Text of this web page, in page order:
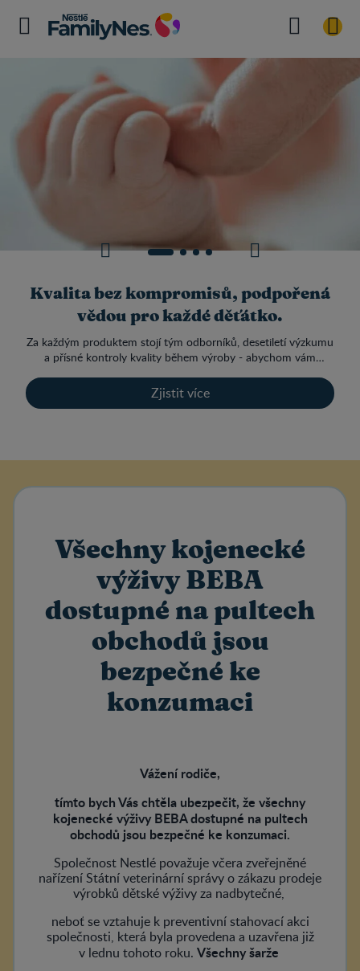
Kvalita bez kompromisů, podpořená
vědou pro každé děťátko.
Za každým produktem stojí tým odborníků, desetiletí výzkumu
a přísné kontroly kvality během výroby - abychom vám
Zjistit více
Všechny kojenecké
výživy BEBA
dostupné na pultech
obchodů jsou
bezpečné ke
konzumaci
Vážení rodiče,
tímto bych Vás chtěla ubezpečit, že všechny
kojenecké výživy BEBA dostupné na pultech
obchodů jsou bezpečné ke konzumaci.
Společnost Nestlé považuje včera zveřejněné
nařízení Státní veterinární správy o zákazu prodeje
výrobků dětské výživy za nadbytečné,
neboť se vztahuje k preventivní stahovací akci
společnosti, která byla provedena a uzavřena již
v lednu tohoto roku. Všechny šarže